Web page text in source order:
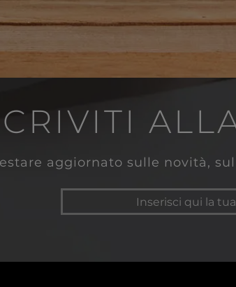
aggiornato sulle novità,